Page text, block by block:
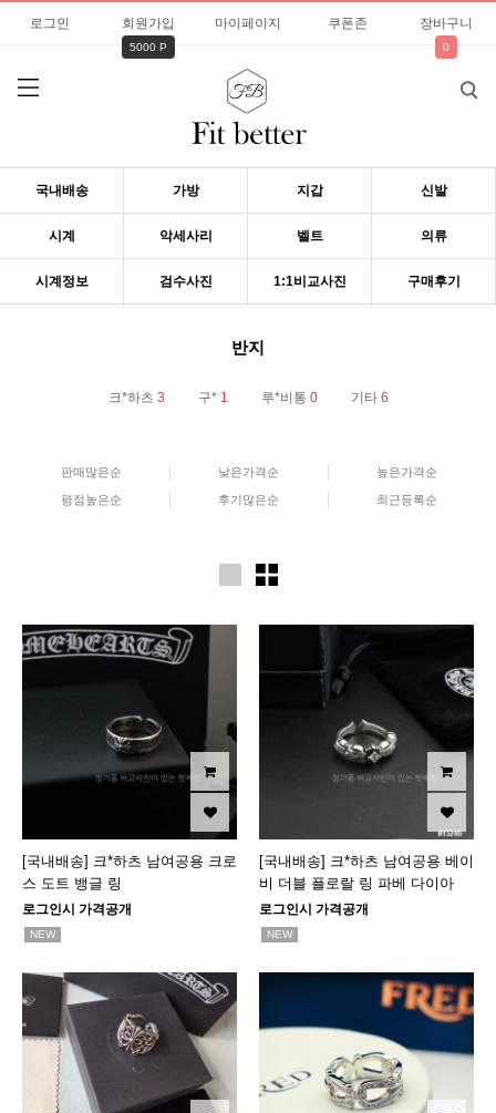
로그인 회원가입
5000 P
마이페이지 쿠폰존 장바구니
0
국내배송 가방 지갑 신발
시계 악세사리 벨트 의류
시계정보 검수사진 1:1비교사진 구매후기
반지
크*하츠 3 구* 1 루*비통 0 기타 6
판매많은순 낮은가격순 높은가격순
평점높은순 후기많은순 최근등록순
[국내배송] 크*하츠 남여공용 크로
스 도트 뱅글 링
로그인시 가격공개
NEW
[국내배송] 크*하츠 남여공용 베이
비 더블 플로랄 링 파베 다이아
로그인시 가격공개
NEW